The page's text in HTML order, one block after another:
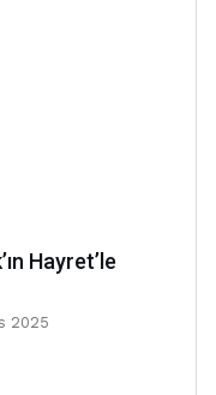
Hayret’le
2025